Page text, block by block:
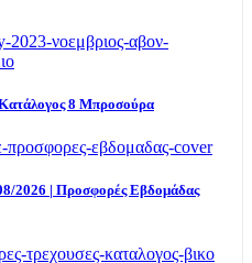
8 Μπροσούρα
2026 | Προσφορές Εβδομάδας